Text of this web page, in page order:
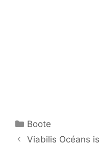
Kategorien
Boote
Viabilis Océans